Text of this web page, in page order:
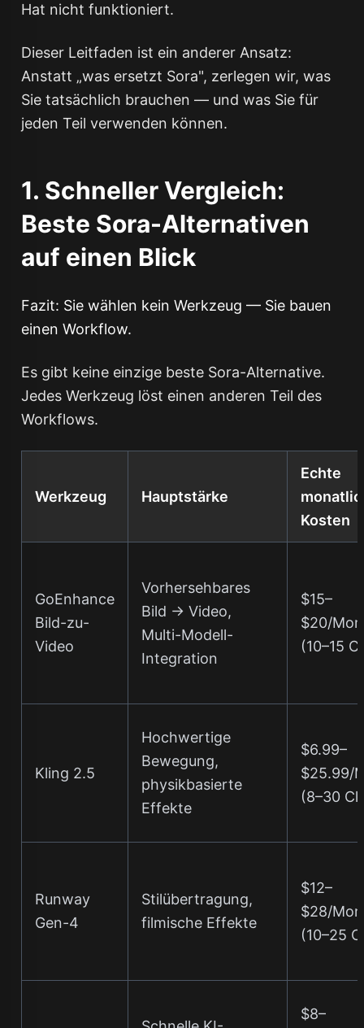
Hat nicht funktioniert.
Dieser Leitfaden ist ein anderer Ansatz:
Anstatt „was ersetzt Sora", zerlegen wir, was
Sie tatsächlich brauchen — und was Sie für
jeden Teil verwenden können.
1. Schneller Vergleich:
Beste Sora-Alternativen
auf einen Blick
Fazit: Sie wählen kein Werkzeug — Sie bauen
einen Workflow.
Es gibt keine einzige beste Sora-Alternative.
Jedes Werkzeug löst einen anderen Teil des
Workflows.
Werkzeug Hauptstärke
Echte
Kosten
GoEnhance
Bild-zu-
Video
Vorhersehbares
Bild → Video,
Multi-Modell-
Integration
$15–
$20/
(10–15
Kling 2.5
Hochwertige
Bewegung,
physikbasierte
Effekte
$6.99–
$25.99/
(8–30
Runway
Gen-4
Stilübertragung,
filmische Effekte
$12–
$28/
(10–25
$8–